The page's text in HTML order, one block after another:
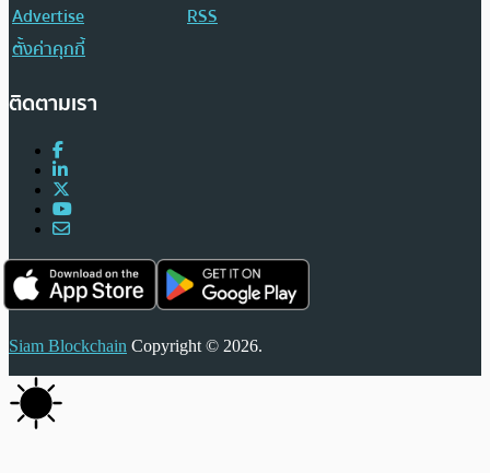
Advertise
RSS
ตั้งค่าคุกกี้
ติดตามเรา
Siam Blockchain Copyright © 2026.